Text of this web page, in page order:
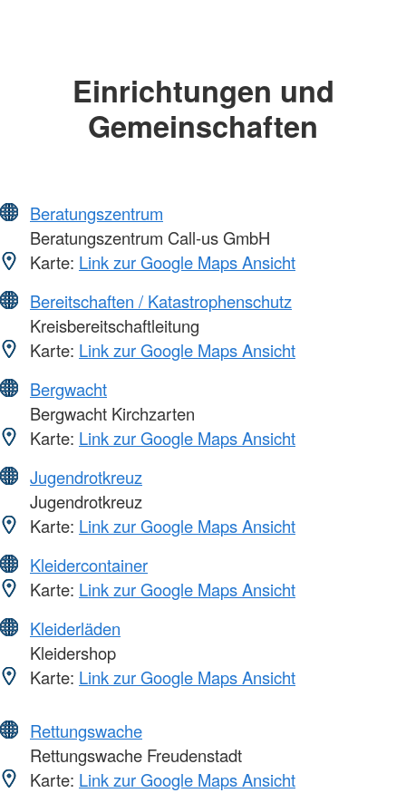
Einrichtungen und
Gemeinschaften
Beratungszentrum
Beratungszentrum Call-us GmbH
Karte: Link zur Google Maps Ansicht
Bereitschaften / Katastrophenschutz
Kreisbereitschaftleitung
Karte: Link zur Google Maps Ansicht
Bergwacht
Bergwacht Kirchzarten
Karte: Link zur Google Maps Ansicht
Jugendrotkreuz
Jugendrotkreuz
Karte: Link zur Google Maps Ansicht
Kleidercontainer
Karte: Link zur Google Maps Ansicht
Kleiderläden
Kleidershop
Karte: Link zur Google Maps Ansicht
Rettungswache
Rettungswache Freudenstadt
Karte: Link zur Google Maps Ansicht